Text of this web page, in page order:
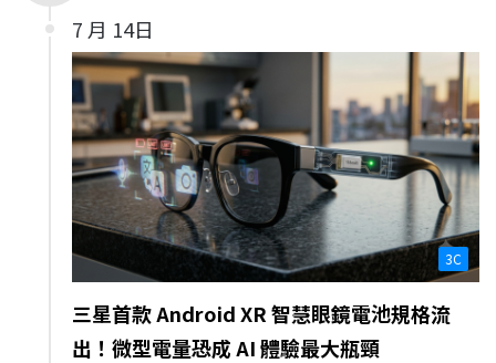
7 月 14日
3C
三星首款 Android XR 智慧眼鏡電池規格流
出！微型電量恐成 AI 體驗最大瓶頸